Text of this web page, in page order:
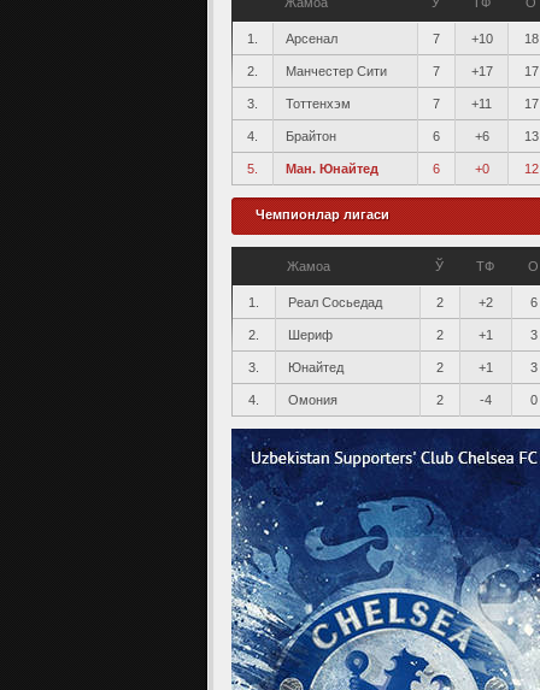
1. Арсенал 7 +10 18
2. Манчестер Сити 7 +17 17
3. Тоттенхэм 7 +11 17
4. Брайтон 6 +6 13
5. Ман. Юнайтед 6 +0 12
Чемпионлар лигаси
Жамоа Ў ТФ О
1. Реал Сосьедад 2 +2 6
2. Шериф 2 +1 3
3. Юнайтед 2 +1 3
4. Омония 2 -4 0